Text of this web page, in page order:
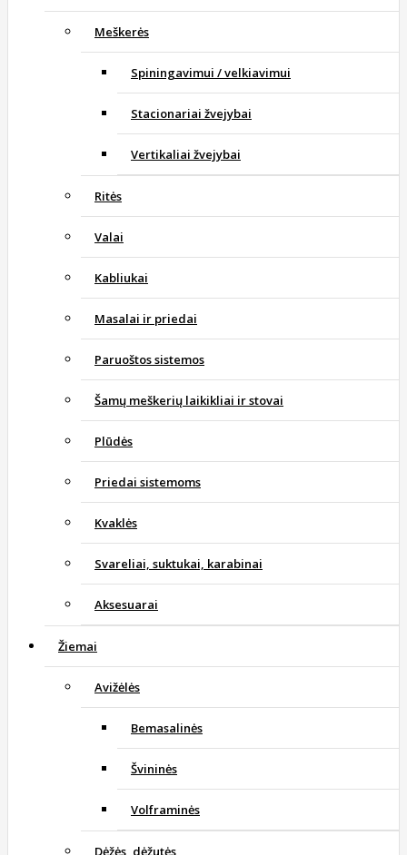
Meškerės
Spiningavimui / velkiavimui
Stacionariai žvejybai
Vertikaliai žvejybai
Ritės
Valai
Kabliukai
Masalai ir priedai
Paruoštos sistemos
Šamų meškerių laikikliai ir stovai
Plūdės
Priedai sistemoms
Kvaklės
Svareliai, suktukai, karabinai
Aksesuarai
Žiemai
Avižėlės
Bemasalinės
Švininės
Volframinės
Dėžės, dėžutės